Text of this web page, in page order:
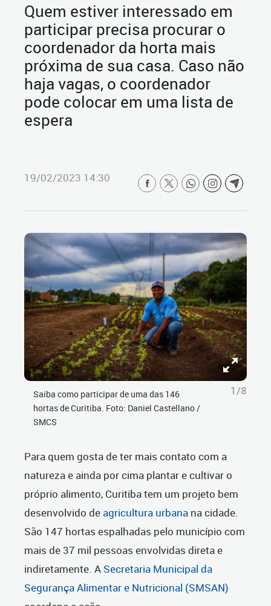
Quem estiver interessado em
participar precisa procurar o
coordenador da horta mais
próxima de sua casa. Caso não
haja vagas, o coordenador
pode colocar em uma lista de
espera
19/02/2023 14:30
Saiba como participar de uma das 146
hortas de Curitiba. Foto: Daniel Castellano /
SMCS
1/8
Para quem gosta de ter mais contato com a
natureza e ainda por cima plantar e cultivar o
próprio alimento, Curitiba tem um projeto bem
desenvolvido de agricultura urbana na cidade.
São 147 hortas espalhadas pelo município com
mais de 37 mil pessoas envolvidas direta e
indiretamente. A Secretaria Municipal da
Segurança Alimentar e Nutricional (SMSAN)